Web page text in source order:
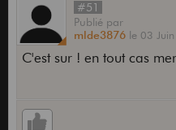
#51
Publié par
mlde3876 le 03
C'est sur ! en tout cas